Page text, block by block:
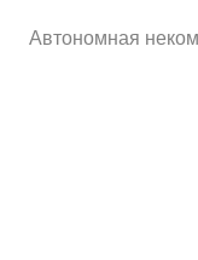
Автономная